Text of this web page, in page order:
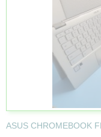
ASUS CHROMEBOOK